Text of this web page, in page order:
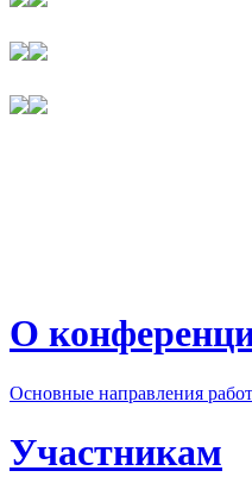
О
Основные направления
Участникам